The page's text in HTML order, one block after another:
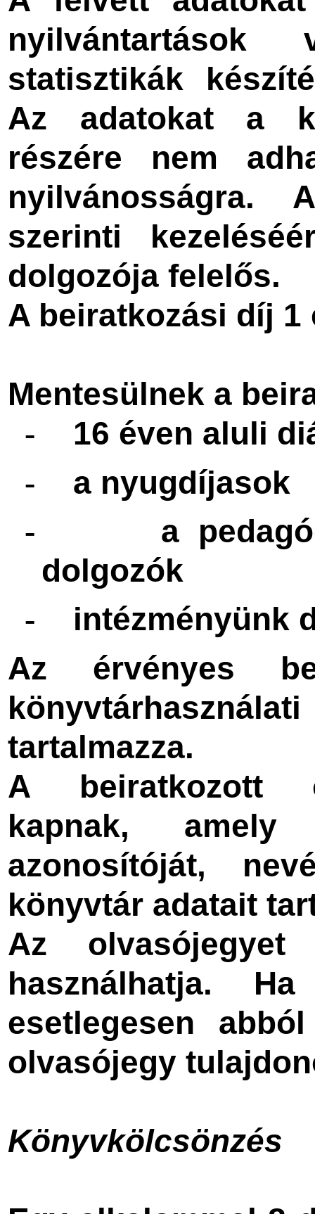
nyilvántartások
statisztikák
Az adatokat a
részére nem
nyilvánosságra.
szerinti
dolgozója felelős.
A beiratkozási díj 1
Mentesülnek a
- 16 éven aluli
- a nyugdíjasok
-
a
dolgozók
-
intézményünk
Az érvényes
tartalmazza.
A beiratkozott
kapnak,
azonosítóját,
könyvtár adatait
Az
használhatja.
esetlegesen
olvasójegy
Könyvkölcsönzés